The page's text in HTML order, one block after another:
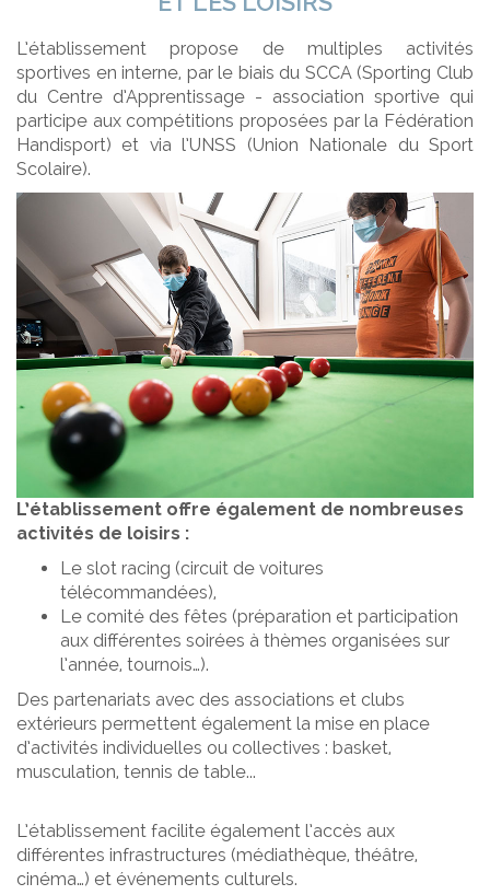
L’établissement propose de multiples activités
sportives en interne, par le biais du SCCA (Sporting Club
du Centre d’Apprentissage - association sportive qui
participe aux compétitions proposées par la Fédération
Handisport) et via l’UNSS (Union Nationale du Sport
Scolaire).
L’établissement offre également de nombreuses
activités de loisirs :
Le slot racing (circuit de voitures
télécommandées),
Le comité des fêtes (préparation et participation
aux différentes soirées à thèmes organisées sur
l’année, tournois…).
Des partenariats avec des associations et clubs
extérieurs permettent également la mise en place
d’activités individuelles ou collectives : basket,
musculation, tennis de table...
L’établissement facilite également l’accès aux
différentes infrastructures (médiathèque, théâtre,
cinéma…) et événements culturels.